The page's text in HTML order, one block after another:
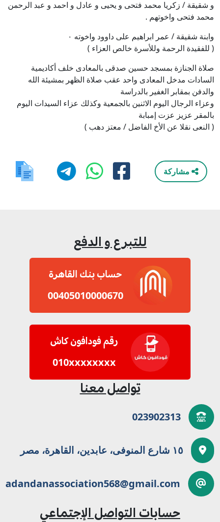
و شقيقة / زكريا محمد فتحى و يحيى و عادل و احمد و عبد الرحمن
محمد فتحى واخوتهم .
وابنة شقيقة / عمر ابراهيم على داوود واخوته ٠
( للفقيدة الرحمة وللأسرة خالص العزاء )
صلاة الجنازة بمسجد حسين صدقى بالمعادى خلف أكاديمية
السادات مدخل المعادى واحد عقب صلاة الظهر بمشيئة الله
والدفن بمقابر الغفير بالدراسة
وعزاء الرجال اليوم الاثنين بالجمعية وكذلك عزاء السيدات اليوم
بالمقر عزيز عزت إمبابة
( النعى نقلا عن الأخ الفاضل / معتز دهب )
مشاركة
للتبرع و الدفع
حساب بنك القاهرة
00405010000670
رقم فودافون كاش
010xxxxxxxx
تواصل معنا
023902313
١٥ شارع المنوفى، عابدين، القاهرة، مصر
adandanassociation568@gmail.com
حسابات التواصل الإجتماعي